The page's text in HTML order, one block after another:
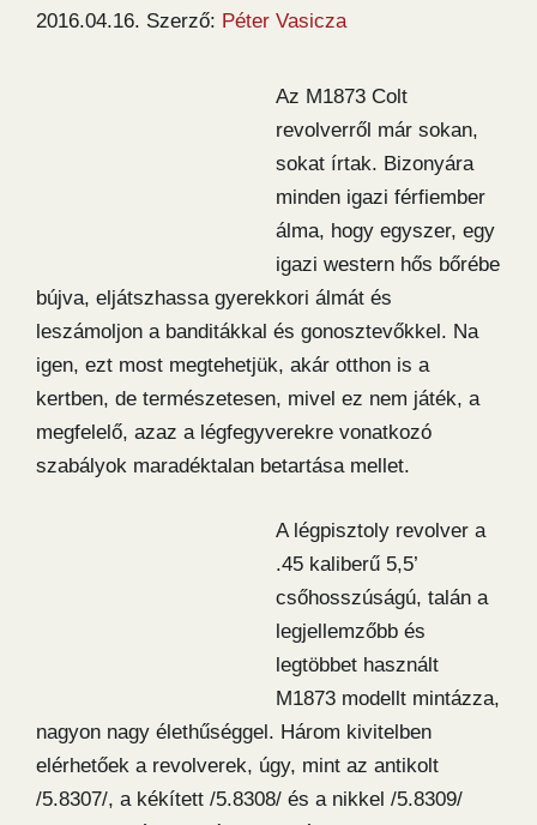
2016.04.16. Szerző: Péter Vasicza
Az M1873 Colt
revolverről már sokan,
sokat írtak. Bizonyára
minden igazi férfiember
álma, hogy egyszer, egy
igazi western hős bőrébe
bújva, eljátszhassa gyerekkori álmát és
leszámoljon a banditákkal és gonosztevőkkel. Na
igen, ezt most megtehetjük, akár otthon is a
kertben, de természetesen, mivel ez nem játék, a
megfelelő, azaz a légfegyverekre vonatkozó
szabályok maradéktalan betartása mellet.
A légpisztoly revolver a
.45 kaliberű 5,5’
csőhosszúságú, talán a
legjellemzőbb és
legtöbbet használt
M1873 modellt mintázza,
nagyon nagy élethűséggel. Három kivitelben
elérhetőek a revolverek, úgy, mint az antikolt
/5.8307/, a kékített /5.8308/ és a nikkel /5.8309/